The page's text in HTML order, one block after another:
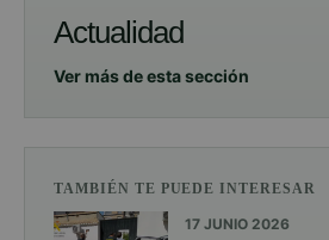
Actualidad
Ver más de esta sección
TAMBIÉN TE PUEDE INTERESAR
17 JUNIO 2026